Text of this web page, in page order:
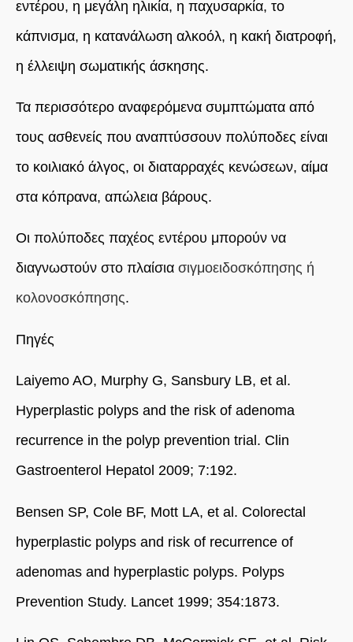
εντέρου, η μεγάλη ηλικία, η παχυσαρκία, το
κάπνισμα, η κατανάλωση αλκοόλ, η κακή διατροφή,
η έλλειψη σωματικής άσκησης.
Τα περισσότερο αναφερόμενα συμπτώματα από
τους ασθενείς που αναπτύσσουν πολύποδες είναι
το κοιλιακό άλγος, οι διαταρραχές κενώσεων, αίμα
στα κόπρανα, απώλεια βάρους.
Οι πολύποδες παχέος εντέρου μπορούν να
διαγνωστούν στο πλαίσια σιγμοειδοσκόπησης ή
κολονοσκόπησης.
Πηγές
Laiyemo AO, Murphy G, Sansbury LB, et al.
Hyperplastic polyps and the risk of adenoma
recurrence in the polyp prevention trial. Clin
Gastroenterol Hepatol 2009; 7:192.
Bensen SP, Cole BF, Mott LA, et al. Colorectal
hyperplastic polyps and risk of recurrence of
adenomas and hyperplastic polyps. Polyps
Prevention Study. Lancet 1999; 354:1873.